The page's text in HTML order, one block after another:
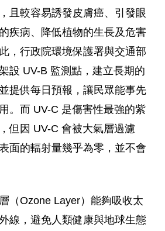
且較容易誘發皮膚癌、引發眼
疾病、降低植物的生長及危害
，行政院環境保護署與交通部
設 UV-B 監測點，建立長期的
提供每日預報，讓民眾能事先
。而 UV-C 是傷害性最強的紫
但因 UV-C 會被大氣層過濾
面的輻射量幾乎為零，並不會
（Ozone Layer）能夠吸收太
線，避免人類健康與地球生態